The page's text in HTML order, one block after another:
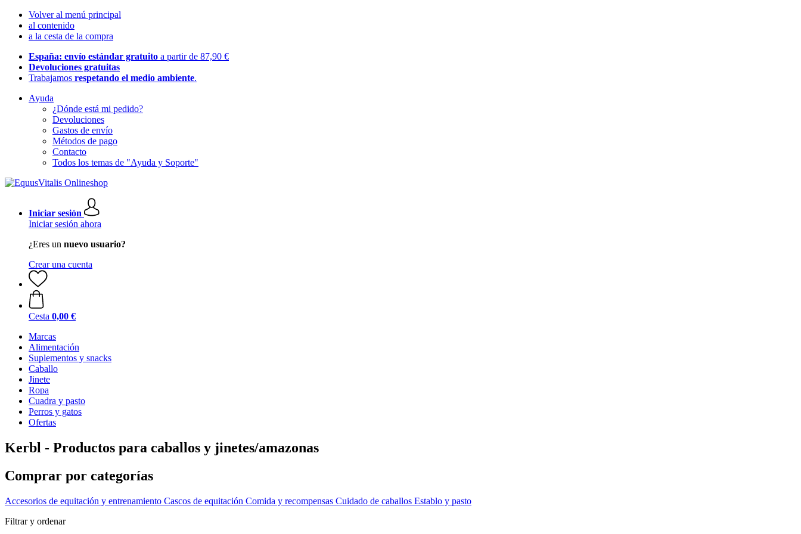
Volver al menú principal
al contenido
a la cesta de la compra
España: envío estándar gratuito a partir de 87,90 €
Devoluciones gratuitas
Trabajamos respetando el medio ambiente.
Ayuda
¿Dónde está mi pedido?
Devoluciones
Gastos de envío
Métodos de pago
Contacto
Todos los temas de "Ayuda y Soporte"
Iniciar sesión
Iniciar sesión ahora
¿Eres un nuevo usuario?
Crear una cuenta
Cesta 0,00 €
Marcas
Alimentación
Suplementos y snacks
Caballo
Jinete
Ropa
Cuadra y pasto
Perros y gatos
Ofertas
Kerbl - Productos para caballos y jinetes/amazonas
Comprar por categorías
Accesorios de equitación y entrenamiento Cascos de equitación Comida y recompensas Cuidado de caballos Establo y pasto
Filtrar y ordenar